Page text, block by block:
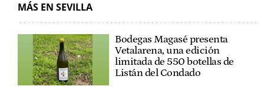
MÁS EN SEVILLA
Bodegas Magasé presenta
Vetalarena, una edición
limitada de 550 botellas de
Listán del Condado